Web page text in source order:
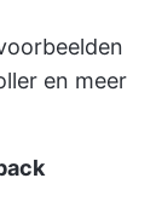
en meer